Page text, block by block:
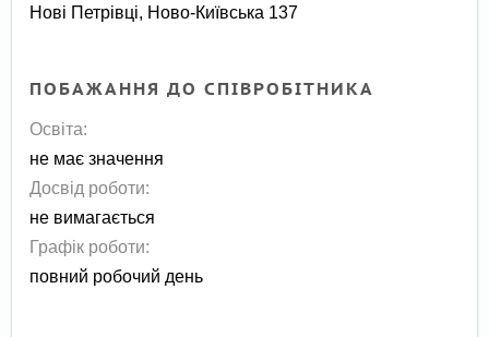
Нові Петрівці, Ново-Київська 137
ПОБАЖАННЯ ДО СПІВРОБІТНИКА
Освіта:
не має значення
Досвід роботи:
не вимагається
Графік роботи:
повний робочий день